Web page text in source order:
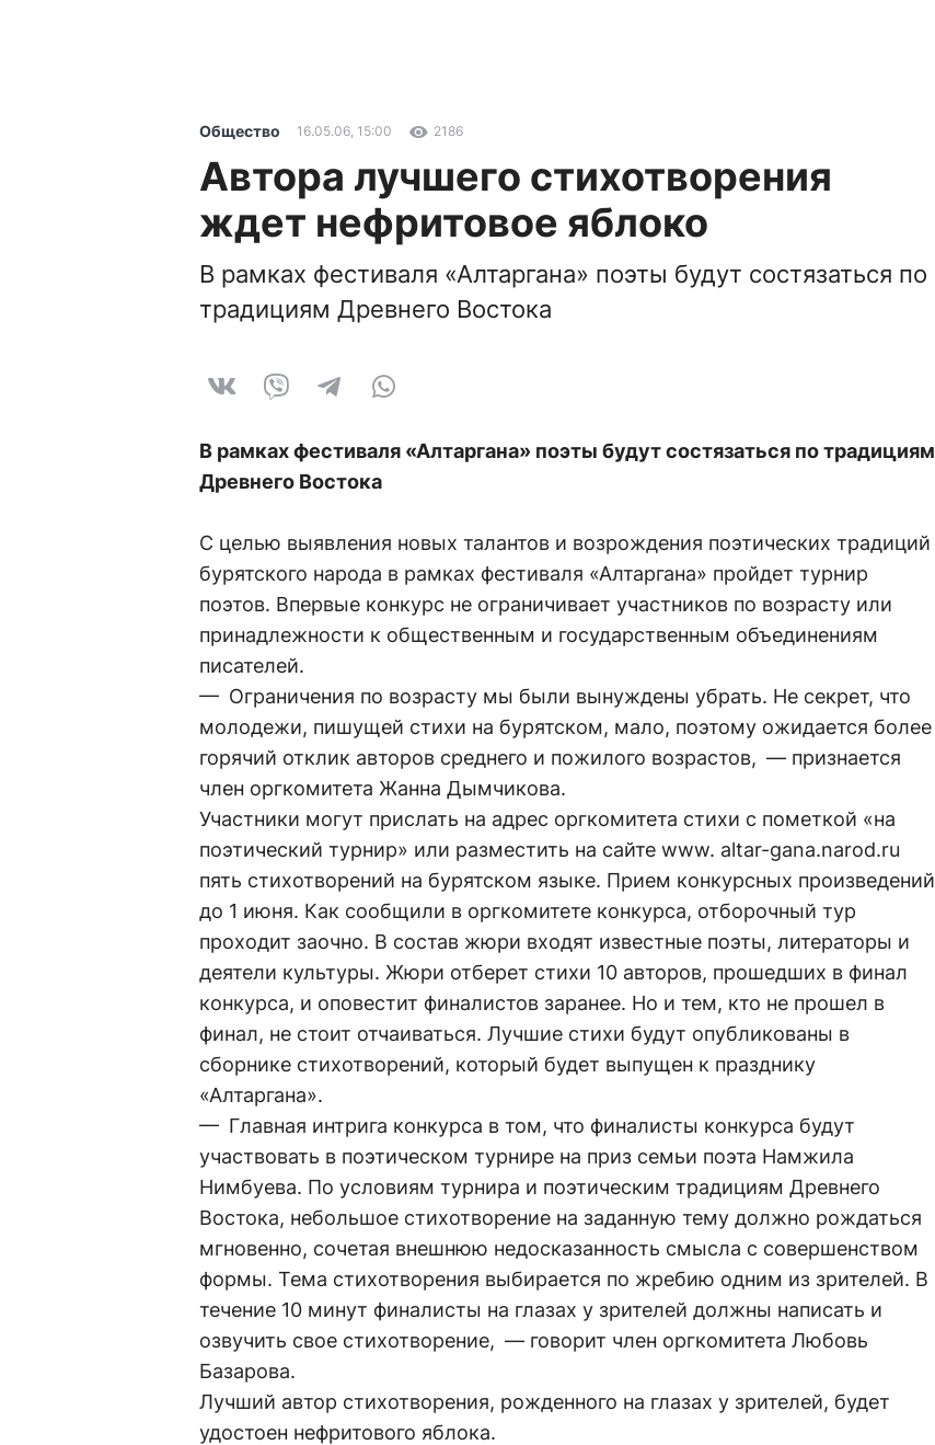
Общество 16.05.06, 15:00 2186
Автора лучшего стихотворения
ждет нефритовое яблоко
В рамках фестиваля «Алтаргана» поэты будут состязаться по
традициям Древнего Востока
В рамках фестиваля «Алтаргана» поэты будут состязаться по традициям
Древнего Востока
С целью выявления новых талантов и возрождения поэтических традиций
бурятского народа в рамках фестиваля «Алтаргана» пройдет турнир
поэтов. Впервые конкурс не ограничивает участников по возрасту или
принадлежности к общественным и государственным объединениям
писателей.
— Ограничения по возрасту мы были вынуждены убрать. Не секрет, что
молодежи, пишущей стихи на бурятском, мало, поэтому ожидается более
горячий отклик авторов среднего и пожилого возрастов, — признается
член оргкомитета Жанна Дымчикова.
Участники могут прислать на адрес оргкомитета стихи с пометкой «на
поэтический турнир» или разместить на сайте www. altar-gana.narod.ru
пять стихотворений на бурятском языке. Прием конкурсных произведений
до 1 июня. Как сообщили в оргкомитете конкурса, отборочный тур
проходит заочно. В состав жюри входят известные поэты, литераторы и
деятели культуры. Жюри отберет стихи 10 авторов, прошедших в финал
конкурса, и оповестит финалистов заранее. Но и тем, кто не прошел в
финал, не стоит отчаиваться. Лучшие стихи будут опубликованы в
сборнике стихотворений, который будет выпущен к празднику
«Алтаргана».
— Главная интрига конкурса в том, что финалисты конкурса будут
участвовать в поэтическом турнире на приз семьи поэта Намжила
Нимбуева. По условиям турнира и поэтическим традициям Древнего
Востока, небольшое стихотворение на заданную тему должно рождаться
мгновенно, сочетая внешнюю недосказанность смысла с совершенством
формы. Тема стихотворения выбирается по жребию одним из зрителей. В
течение 10 минут финалисты на глазах у зрителей должны написать и
озвучить свое стихотворение, — говорит член оргкомитета Любовь
Базарова.
Лучший автор стихотворения, рожденного на глазах у зрителей, будет
удостоен нефритового яблока.